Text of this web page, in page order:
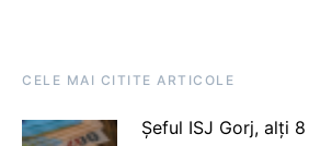
CELE MAI CITITE ARTICOLE
Șeful ISJ Gorj, alți